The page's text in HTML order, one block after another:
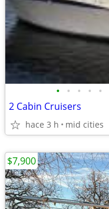
• • • • •
2 Cabin Cruisers
hace 3 h mid cities
$7,900